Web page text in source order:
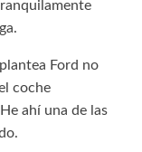
Ford no
coche
ahí una de las